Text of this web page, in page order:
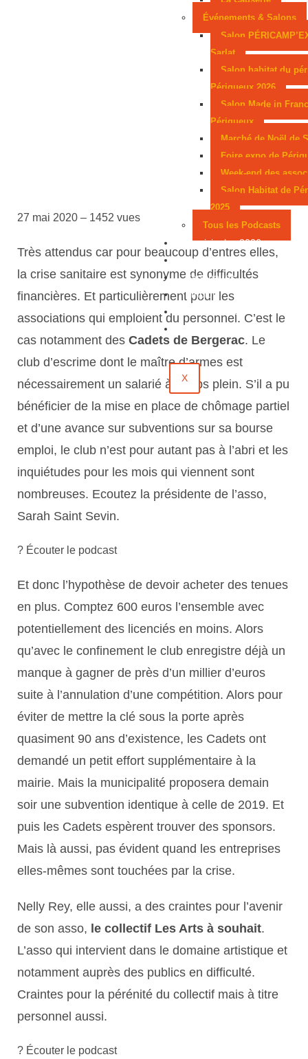
Événements & Salons
Salon
Sarlat
Salon habitat du
Périgueux 2026
Salon Made in
Périgueux
Marché de Noël de
Foire expo de
Week-end des
Salon Habitat de
2025
Tous les Podcasts
Municipales 2026
Jeux
Partenaires
Emploi
Évènements
X
27 mai 2020 – 1452 vues
Très attendus car pour beaucoup d’entres elles,
la crise sanitaire est synonyme de difficultés
financières. Et particulièrement pour les
associations qui emploient du personnel. C’est le
cas notamment des Cadets de Bergerac. Le
club d’escrime dont le maître d’armes est
nécessairement un salarié à temps plein. S’il a pu
bénéficier de la mise en place de chômage partiel
et d’une avance sur subventions sur sa bourse
emploi, le club n’est pour autant pas à l’abri et les
inquiétudes pour les mois qui viennent sont
nombreuses. Ecoutez la présidente de l’asso,
Sarah Saint Sevin.
? Écouter le podcast
Et donc l’hypothèse de devoir acheter des tenues
en plus. Comptez 600 euros l’ensemble avec
potentiellement des licenciés en moins. Alors
qu’avec le confinement le club enregistre déjà un
manque à gagner de près d’un millier d’euros
suite à l’annulation d’une compétition. Alors pour
éviter de mettre la clé sous la porte après
quasiment 90 ans d’existence, les Cadets ont
demandé un petit effort supplémentaire à la
mairie. Mais la municipalité proposera demain
soir une subvention identique à celle de 2019. Et
puis les Cadets espèrent trouver des sponsors.
Mais là aussi, pas évident quand les entreprises
elles-mêmes sont touchées par la crise.
Nelly Rey, elle aussi, a des craintes pour l’avenir
de son asso, le collectif Les Arts à souhait.
L’asso qui intervient dans le domaine artistique et
notamment auprès des publics en difficulté.
Craintes pour la pérénité du collectif mais à titre
personnel aussi.
? Écouter le podcast